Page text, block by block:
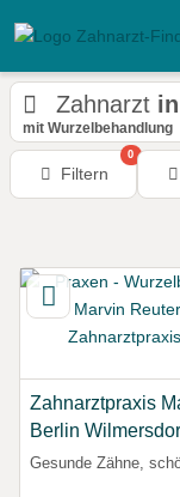
Zahnarzt
mit Wurzelbehandlung
Filtern
0
Zahnarztpraxis
Berlin
Gesunde Zähne,